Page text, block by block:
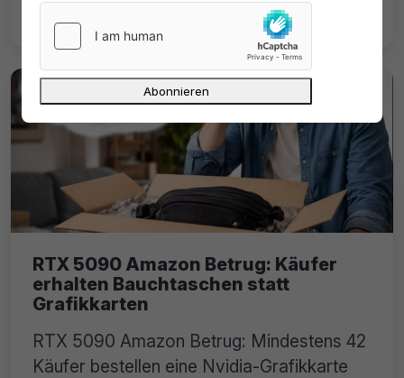
Betreiber in Spanien verhaftet.
RTX 5090 Amazon Betrug: Käufer
erhalten Bauchtaschen statt
Grafikkarten
RTX 5090 Amazon Betrug: Mindestens 42
Käufer bestellen eine Nvidia-Grafikkarte